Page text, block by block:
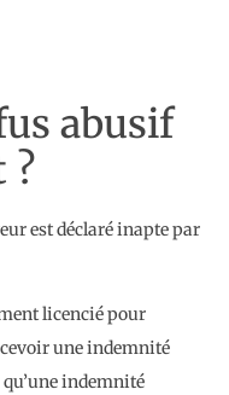
abusif
?
est déclaré inapte par
licencié pour
une indemnité
indemnité